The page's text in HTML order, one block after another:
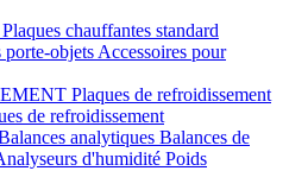
Plaques chauffantes standard
porte-objets Accessoires pour
Plaques de refroidissement
de refroidissement
analytiques Balances de
d'humidité Poids